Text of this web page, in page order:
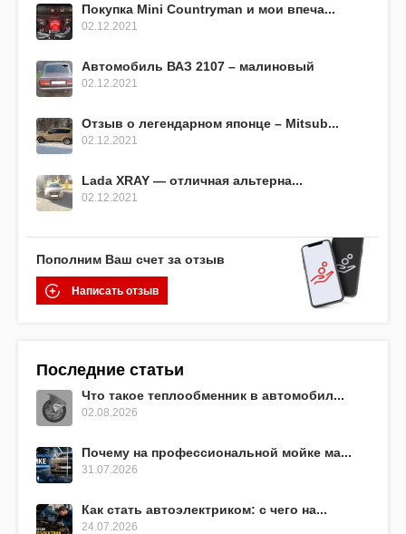
Покупка Mini Countryman и мои впеча...
02.12.2021
Автомобиль ВАЗ 2107 – малиновый
02.12.2021
Отзыв о легендарном японце – Mitsub...
02.12.2021
Lada XRAY — отличная альтерна...
02.12.2021
Пополним Ваш счет за отзыв
Написать отзыв
Последние статьи
Что такое теплообменник в автомобил...
02.08.2026
Почему на профессиональной мойке ма...
31.07.2026
Как стать автоэлектриком: с чего на...
24.07.2026